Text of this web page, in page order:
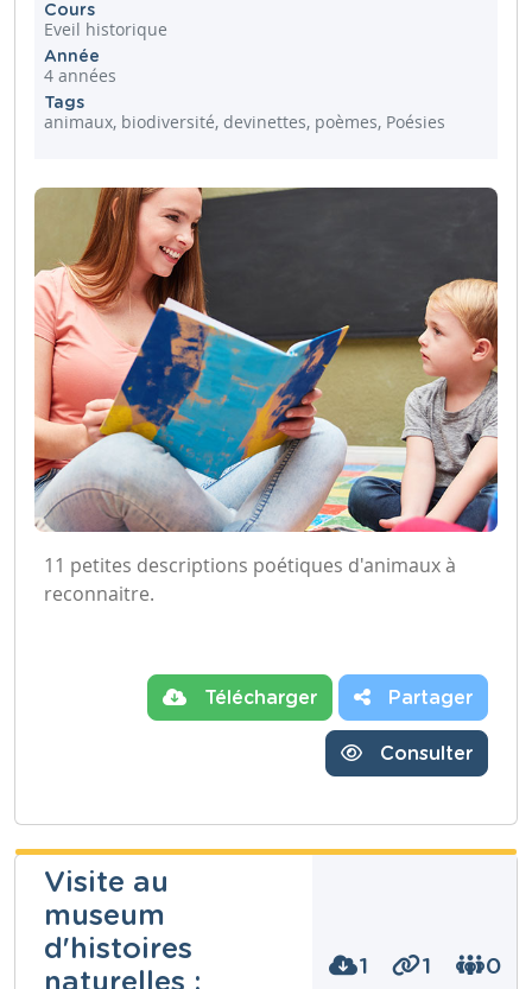
Cours
Eveil historique
Année
4 années
Tags
animaux, biodiversité, devinettes, poèmes, Poésies
11 petites descriptions poétiques d'animaux à
reconnaitre.
Télécharger Partager
Consulter
Visite au
museum
d'histoires
naturelles :
1 1 0